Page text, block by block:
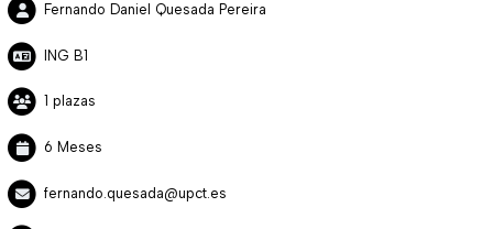
Fernando Daniel Quesada Pereira
ING B1
1 plazas
6 Meses
fernando.quesada@upct.es